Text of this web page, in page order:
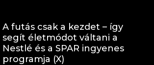
A futás csak a kezdet – így
segít életmódot váltani a
Nestlé és a SPAR ingyenes
programja (X)